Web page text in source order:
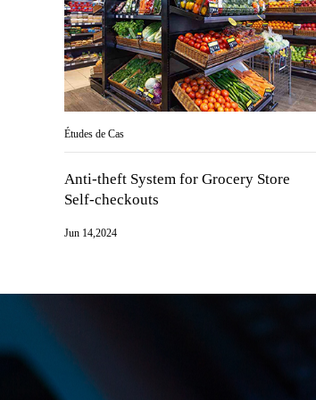
Études de Cas
Anti-theft System for Grocery Store
Self-checkouts
Jun 14,2024